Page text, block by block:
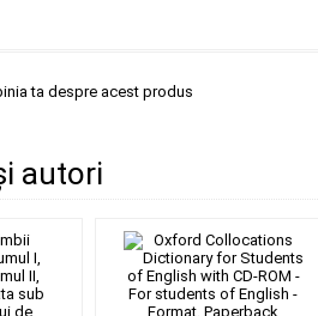
ta despre acest produs
autori